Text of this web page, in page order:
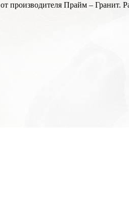
производителя Прайм – Гранит.